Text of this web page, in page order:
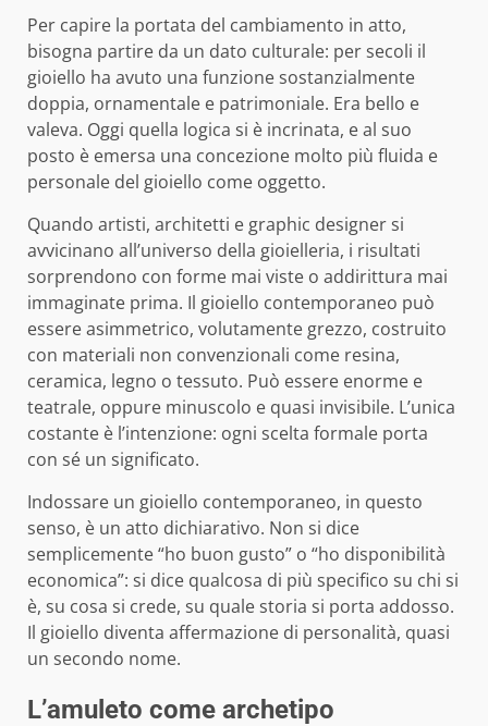
Per capire la portata del cambiamento in atto,
bisogna partire da un dato culturale: per secoli il
gioiello ha avuto una funzione sostanzialmente
doppia, ornamentale e patrimoniale. Era bello e
valeva. Oggi quella logica si è incrinata, e al suo
posto è emersa una concezione molto più fluida e
personale del gioiello come oggetto.
Quando artisti, architetti e graphic designer si
avvicinano all’universo della gioielleria, i risultati
sorprendono con forme mai viste o addirittura mai
immaginate prima. Il gioiello contemporaneo può
essere asimmetrico, volutamente grezzo, costruito
con materiali non convenzionali come resina,
ceramica, legno o tessuto. Può essere enorme e
teatrale, oppure minuscolo e quasi invisibile. L’unica
costante è l’intenzione: ogni scelta formale porta
con sé un significato.
Indossare un gioiello contemporaneo, in questo
senso, è un atto dichiarativo. Non si dice
semplicemente “ho buon gusto” o “ho disponibilità
economica”: si dice qualcosa di più specifico su chi si
è, su cosa si crede, su quale storia si porta addosso.
Il gioiello diventa affermazione di personalità, quasi
un secondo nome.
L’amuleto come archetipo